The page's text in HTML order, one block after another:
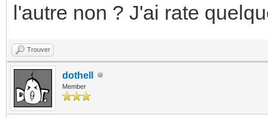
l'autre non ? J'ai rate
Trouver
dothell
Member